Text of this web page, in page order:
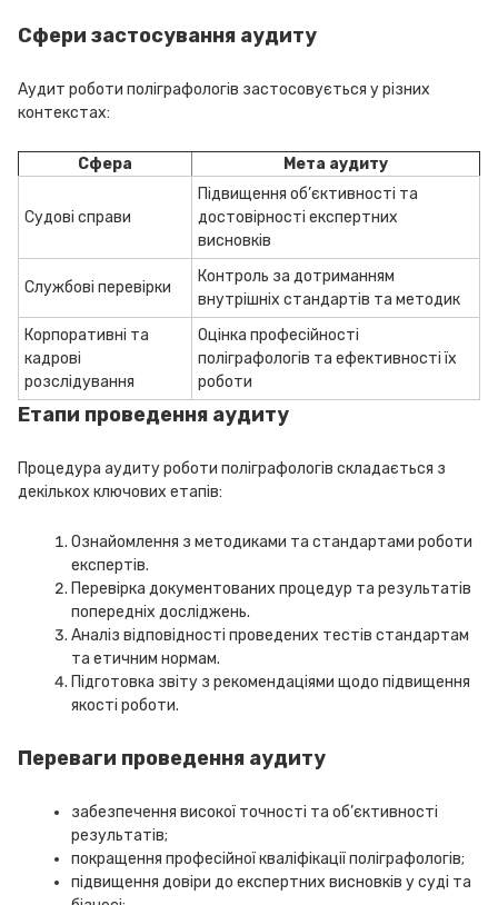
Сфери застосування аудиту
Аудит роботи поліграфологів застосовується у різних
контекстах:
Сфера Мета аудиту
Судові справи
Підвищення об’єктивності та
достовірності експертних
висновків
Службові перевірки
Контроль за дотриманням
внутрішніх стандартів та методик
Корпоративні та
кадрові
розслідування
Оцінка професійності
поліграфологів та ефективності їх
роботи
Етапи проведення аудиту
Процедура аудиту роботи поліграфологів складається з
декількох ключових етапів:
Ознайомлення з методиками та стандартами роботи
експертів.
Перевірка документованих процедур та результатів
попередніх досліджень.
Аналіз відповідності проведених тестів стандартам
та етичним нормам.
Підготовка звіту з рекомендаціями щодо підвищення
якості роботи.
Переваги проведення аудиту
забезпечення високої точності та об’єктивності
результатів;
покращення професійної кваліфікації поліграфологів;
підвищення довіри до експертних висновків у суді та